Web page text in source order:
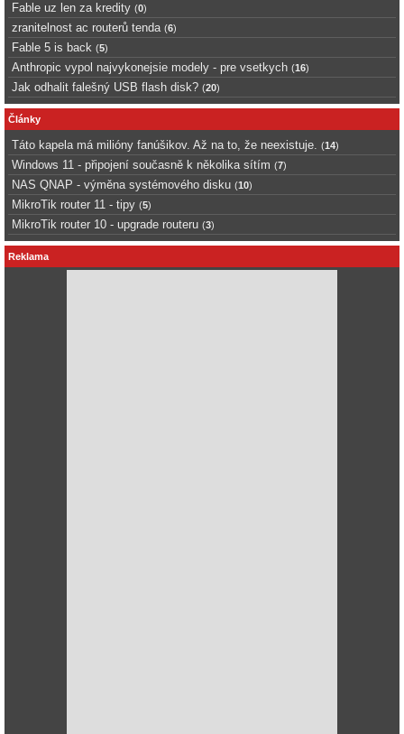
Fable uz len za kredity (0)
zranitelnost ac routerů tenda (6)
Fable 5 is back (5)
Anthropic vypol najvykonejsie modely - pre vsetkych (16)
Jak odhalit falešný USB flash disk? (20)
Články
Táto kapela má milióny fanúšikov. Až na to, že neexistuje. (14)
Windows 11 - připojení současně k několika sítím (7)
NAS QNAP - výměna systémového disku (10)
MikroTik router 11 - tipy (5)
MikroTik router 10 - upgrade routeru (3)
Reklama